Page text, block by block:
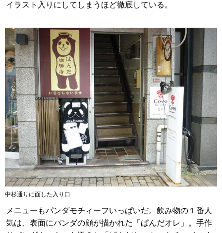
イラスト入りにしてしまうほど徹底している。
メニューもパンダモチィーフいっぱいだ。飲み物の１番人
気は、表面にパンダの顔が描かれた「ぱんだオレ」。手作
中杉通りに面した入り口